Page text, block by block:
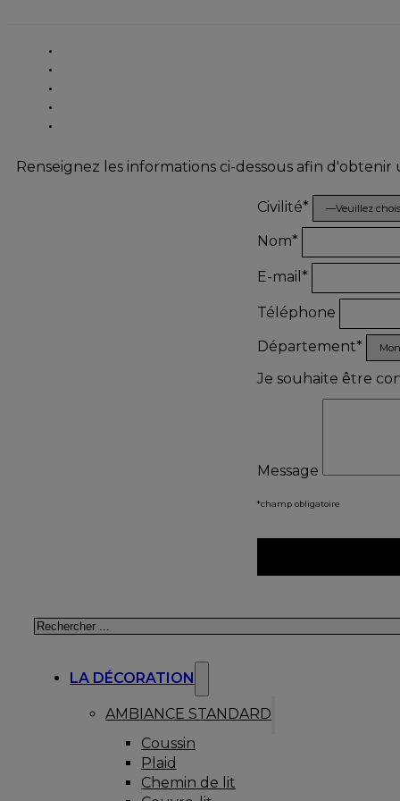
Renseignez les informations ci-dessous afin
Civilité*
Nom*
E-mail*
Téléphone
Département*
Je souhaite être
Message
*champ obligatoire
Rechercher
LA DÉCORATION
AMBIANCE STANDARD
Coussin
Plaid
Chemin de lit